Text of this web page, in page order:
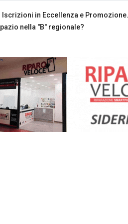
Iscrizioni in Eccellenza e
nella "B" regionale?